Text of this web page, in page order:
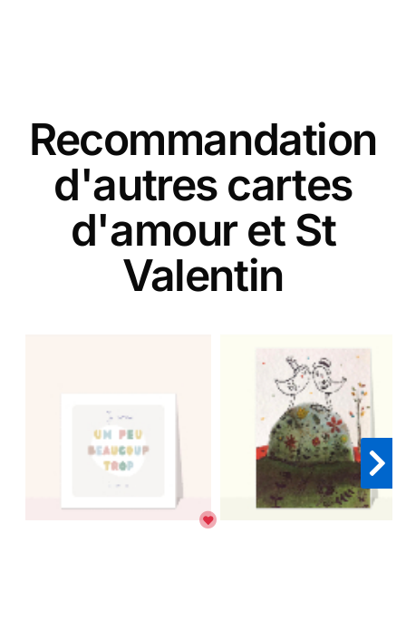
Recommandation
d'autres cartes
d'amour et St
Valentin